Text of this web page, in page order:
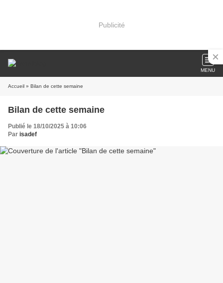
Publicité
MENU
Accueil » Bilan de cette semaine
Bilan de cette semaine
Publié le 18/10/2025 à 10:06
Par isadef